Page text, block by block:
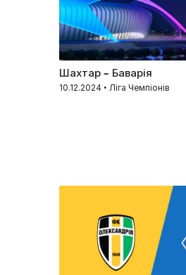
Шахтар – Баварія
10.12.2024 • Ліга Чемпіонів